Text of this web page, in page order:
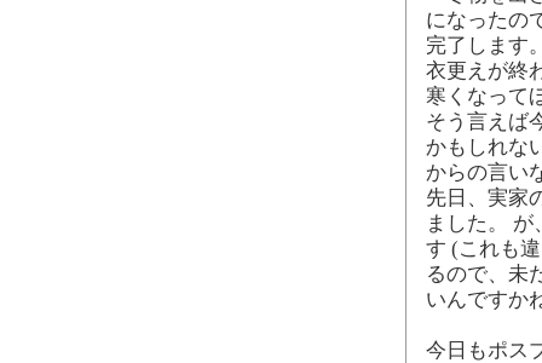
になったの
完了します
衣更えが終
寒くなって
そう言えば
かもしれな
からの言い
先日、実家
ました。
す (これも
るので、未
いんですか
今日もポス